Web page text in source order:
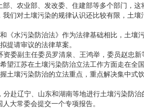
农业部、发改委、住建部等多个部门，这
们对土壤污染的规律认识还比较有限，土
水污染防治法》作为法律基础相比，土壤
提请审议的法律草案。
副主任委员罗清泉、王鸿举，委员赵忠
望江苏在土壤污染防治立法工作方面走在全
壤污染防治的立法重点，重点解决集中式
辽宁、山东和湖南等地进行土壤污染防治
大常委会提交一个专项报告。